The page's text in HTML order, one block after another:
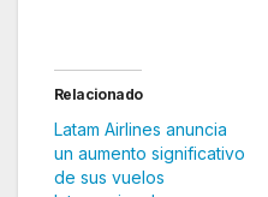
Relacionado
Latam Airlines anuncia
un aumento significativo
de sus vuelos